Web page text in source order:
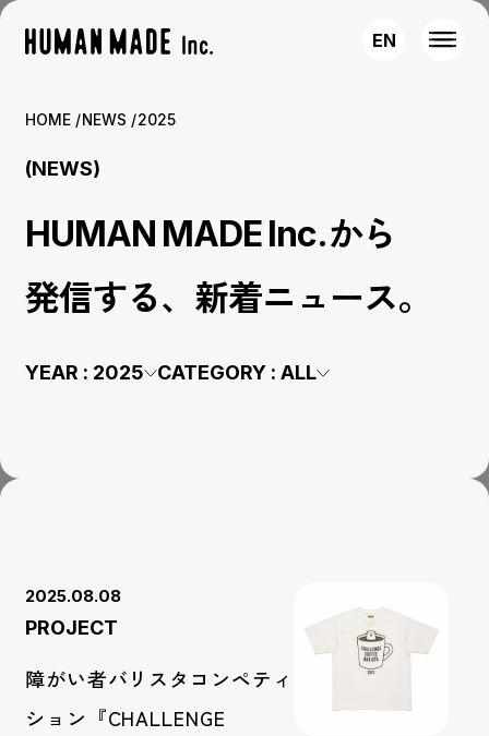
EN
HOME NEWS 2025
(NEWS)
HUMAN MADE Inc.から
発信する、新着ニュース。
YEAR : 2025 CATEGORY : ALL
2025.08.08
PROJECT
障がい者バリスタコンペティ
ション『CHALLENGE